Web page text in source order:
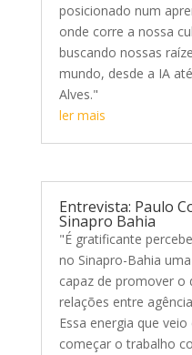
posicionado num
onde corre a nossa
buscando nossas
mundo, desde a IA
ler mais
Entrevista: Paulo
Sinapro Bahia
"É gratificante
no Sinapro-Bahia
capaz de promover o
relações entre
Essa energia que
começar o trabalho